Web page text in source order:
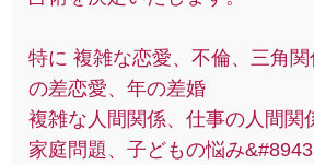
特に 複雑な恋愛、不倫、三角
の差恋愛、年の差婚
複雑な人間関係、仕事の人間関
家庭問題、子どもの悩み